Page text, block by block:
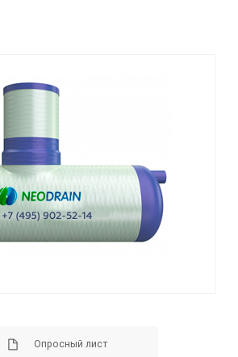
Опросный лист